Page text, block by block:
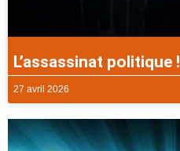
L’assassinat politique !
27 avril 2026